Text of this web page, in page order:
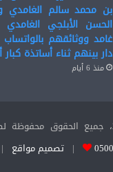
بن محمد سالم الغامدي
الحسن الأبلجي
غامد ووثائقهم
دار بينهم ثناء أساتذة
منذ 6 أيام
| تصميم مواقع |